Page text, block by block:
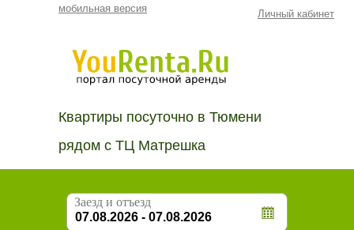
мобильная версия Личный кабинет
Квартиры посуточно в Тюмени
рядом с ТЦ Матрешка
Заезд и отъезд